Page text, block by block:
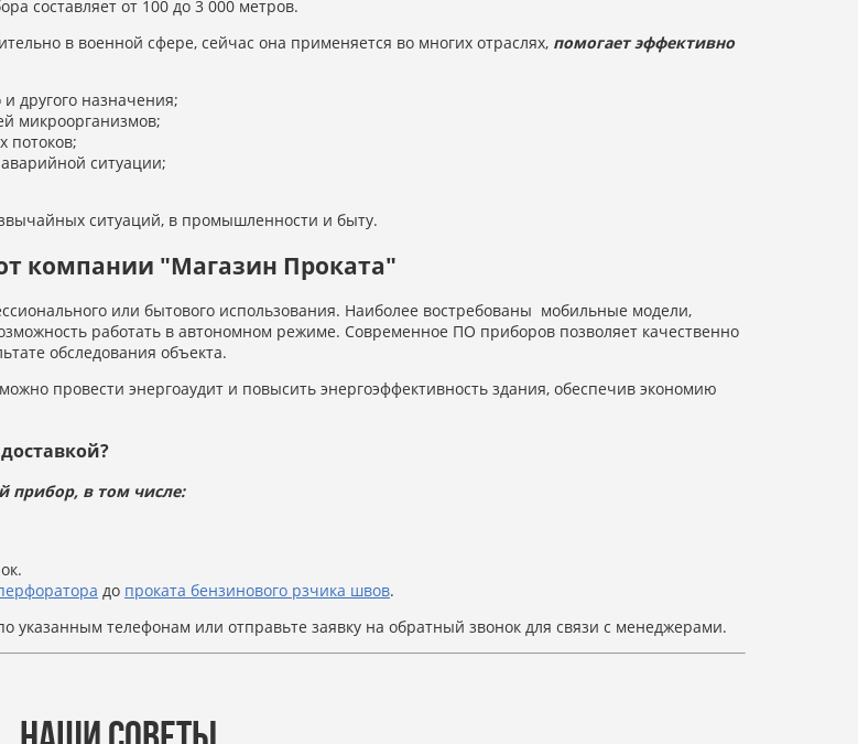
составляет от 100 до 3 000 метров.
в военной сфере, сейчас она применяется во многих отраслях, помогает эффективно
другого назначения;
микроорганизмов;
потоков;
ситуации;
ситуаций, в промышленности и быту.
компании "Магазин Проката"
или бытового использования. Наиболее востребованы мобильные модели,
работать в автономном режиме. Современное ПО приборов позволяет качественно
обследования объекта.
провести энергоаудит и повысить энергоэффективность здания, обеспечив экономию
прибор, в том числе:
до проката бензинового рзчика швов.
указанным телефонам или отправьте заявку на обратный звонок для связи с менеджерами.